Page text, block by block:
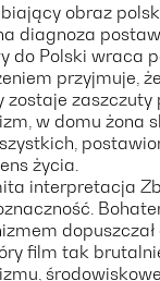
obraz
diagnoza
do Polski wraca
przyjmuje,
zostaje zaszczuty
w domu żona
życia.
interpretacja
film tak